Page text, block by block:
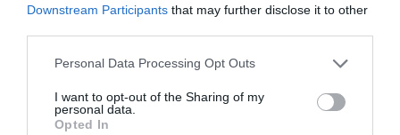
Downstream Participants that may further disclose it to other
Personal Data Processing Opt Outs
I want to opt-out of the Sharing of my
personal data.
Opted In
Continuer de suivre N-340a
sortie sur
Autovía del Aeropuerto
AL-12
Continuer de suivre AL-12
Traverser le rond-point
Espagne
Itinéraire Almeria,